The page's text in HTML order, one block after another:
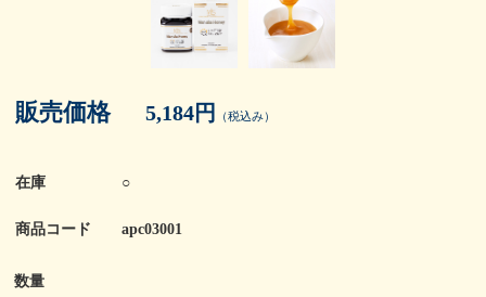
販売価格 5,184円 （税込み）
在庫 ○
商品コード apc03001
数量